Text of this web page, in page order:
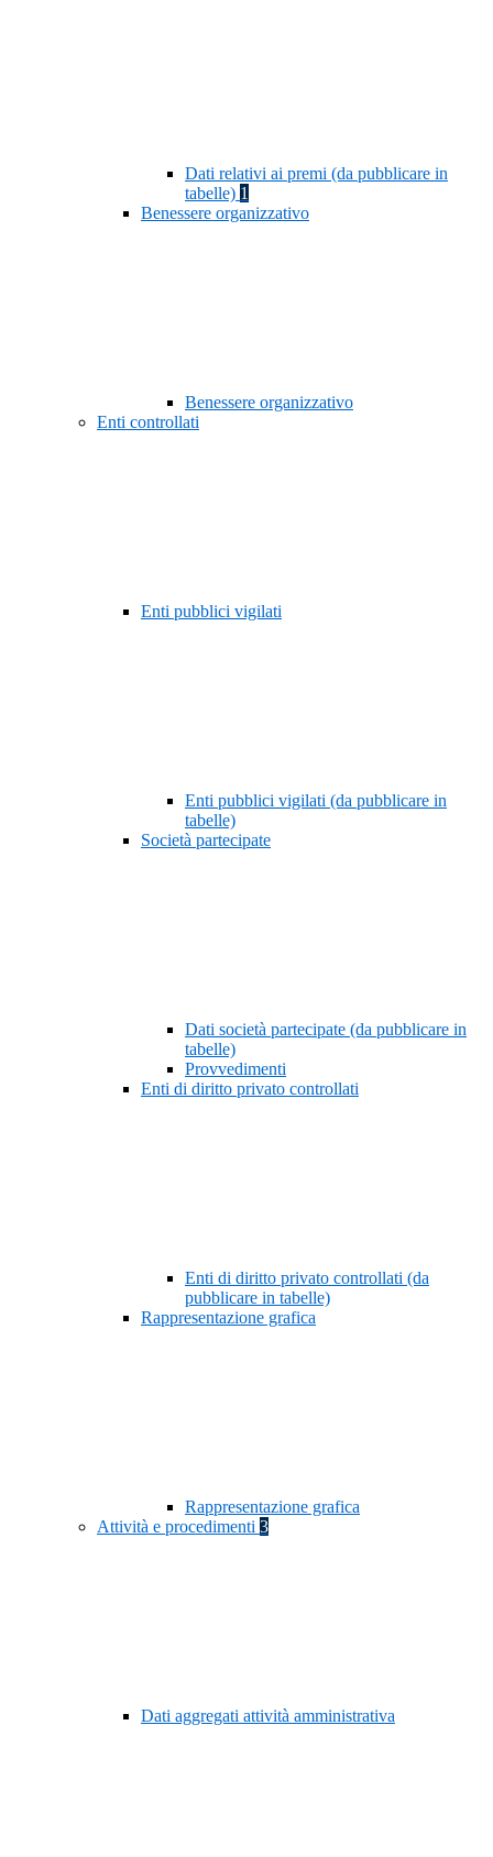
Dati relativi ai premi (da pubblicare in
tabelle) 1
Benessere organizzativo
Benessere organizzativo
Enti controllati
Enti pubblici vigilati
Enti pubblici vigilati (da pubblicare in
tabelle)
Società partecipate
Dati società partecipate (da pubblicare in
tabelle)
Provvedimenti
Enti di diritto privato controllati
Enti di diritto privato controllati (da
pubblicare in tabelle)
Rappresentazione grafica
Rappresentazione grafica
Attività e procedimenti 3
Dati aggregati attività amministrativa